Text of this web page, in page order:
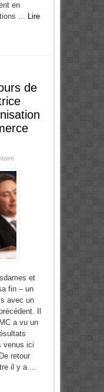
en
... Lire
de
et
fin – un
avec un
Il
a vu un
venus ici
retour
il y a ...